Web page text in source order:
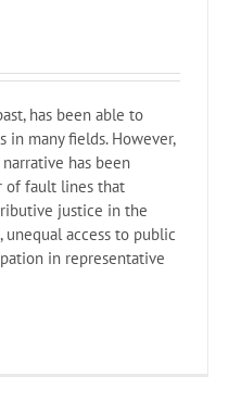
has been able to
in many fields. However,
has been
of fault lines that
justice in the
unequal access to public
in representative